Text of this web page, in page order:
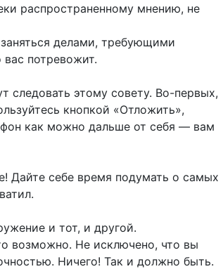
распространенному мнению, не
делами, требующими
потревожит.
следовать этому совету. Во-первых,
кнопкой «Отложить»,
как можно дальше от себя — вам
Дайте себе время подумать о самых
и тот, и другой.
возможно. Не исключено, что вы
Ничего! Так и должно быть.